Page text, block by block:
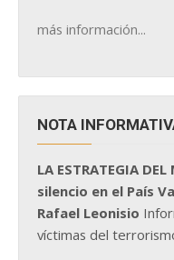
más información...
NOTA
LA ESTRATEGIA
silencio en el País
Rafael Leonisio
víctimas del